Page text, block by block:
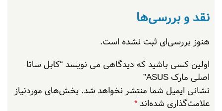
نقد و بررسی‌ها
هنوز بررسی‌ای ثبت نشده است.
اولین کسی باشید که دیدگاهی می نویسد “کابل ساتا
اصلی مارک ASUS”
نشانی ایمیل شما منتشر نخواهد شد. بخش‌های موردنیاز
علامت‌گذاری شده‌اند *